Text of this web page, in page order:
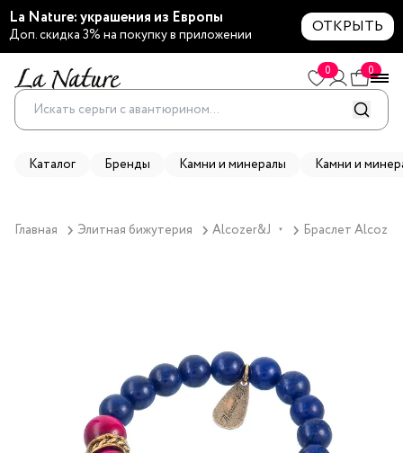
La Nature: украшения из Европы
Доп. скидка 3% на покупку в приложении ОТКРЫТЬ
0 0
Каталог Бренды Камни и минералы Камни и
Главная Элитная бижутерия Alcozer&J ▼ Браслет